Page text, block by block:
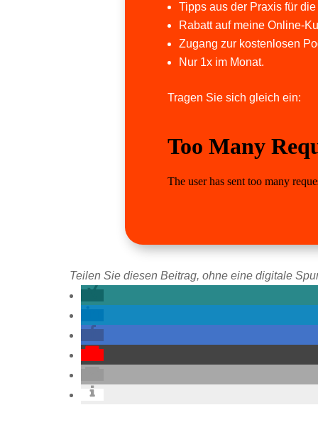
Tipps aus der Praxis für
Rabatt auf meine Online-
Zugang zur kostenlosen
Nur 1x im Monat.
Tragen Sie sich gleich ein:
Teilen Sie diesen Beitrag, ohne eine digitale